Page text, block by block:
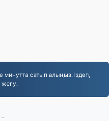
минутта сатып алыңыз. Іздеп,
жегу.